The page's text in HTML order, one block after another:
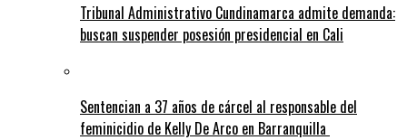
Tribunal Administrativo Cundinamarca admite demanda:
buscan suspender posesión presidencial en Cali
Sentencian a 37 años de cárcel al responsable del
feminicidio de Kelly De Arco en Barranquilla